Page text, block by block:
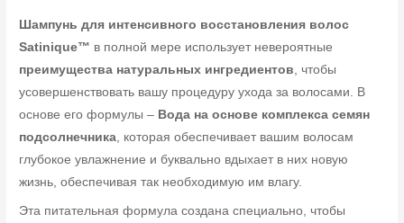
Шампунь для интенсивного восстановления волос
Satinique™ в полной мере использует невероятные
преимущества натуральных ингредиентов , чтобы
усовершенствовать вашу процедуру ухода за волосами. В
основе его формулы – Вода на основе комплекса семян
подсолнечника , которая обеспечивает вашим волосам
глубокое увлажнение и буквально вдыхает в них новую
жизнь, обеспечивая так необходимую им влагу.
Эта питательная формула создана специально, чтобы